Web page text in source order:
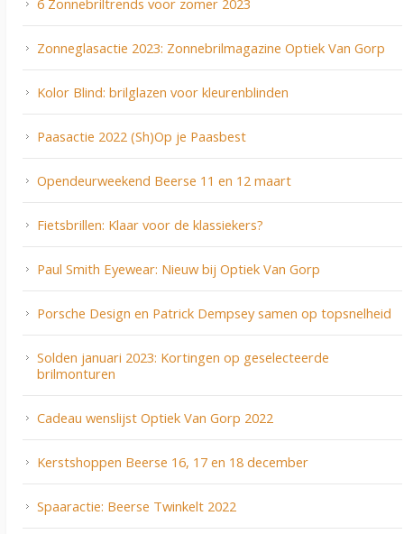
6 Zonnebriltrends voor zomer 2023
Zonneglasactie 2023: Zonnebrilmagazine Optiek Van Gorp
Kolor Blind: brilglazen voor kleurenblinden
Paasactie 2022 (Sh)Op je Paasbest
Opendeurweekend Beerse 11 en 12 maart
Fietsbrillen: Klaar voor de klassiekers?
Paul Smith Eyewear: Nieuw bij Optiek Van Gorp
Porsche Design en Patrick Dempsey samen op topsnelheid
Solden januari 2023: Kortingen op geselecteerde
brilmonturen
Cadeau wenslijst Optiek Van Gorp 2022
Kerstshoppen Beerse 16, 17 en 18 december
Spaaractie: Beerse Twinkelt 2022